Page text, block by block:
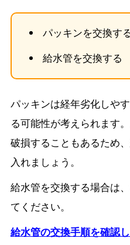
パッキンを交換す
給水管を交換する
パッキンは経年劣化しや
る可能性が考えられます
破損することもあるため
入れましょう。
給水管を交換する場合は
てください。
給水管の交換手順を確認